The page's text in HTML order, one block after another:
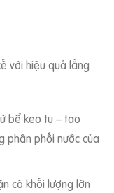
với hiệu quả lắng
bể keo tụ – tạo
phân phối nước của
có khối lượng lớn